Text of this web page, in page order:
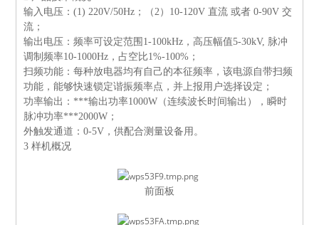
输入电压：(1) 220V/50Hz ；（2） 10-120V直流 或者0-90V交
流；
输出电压：频率可设定范围 1-100kHz ，高压幅值5-30kV, 脉冲
调制频率10-1000Hz ，占空比1%-100% ；
扫频功能：每种放电器均有自己的本征频率，该电源自带扫频
功能，能够快速锁定谐振频率点，并上报用户选择设定；
功率输出：***输出功率1000W （连续波长时间输出），瞬时
脉冲功率***2000W ；
外触发通道：0-5V ，供配合测量设备用。
3样机概况
前面板